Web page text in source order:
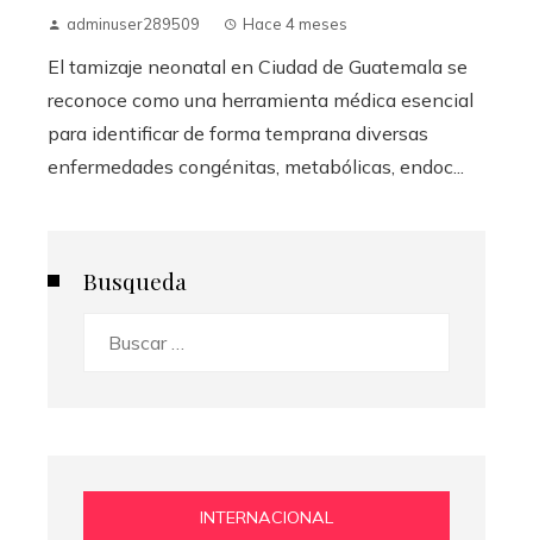
adminuser289509 Hace 4 meses
El tamizaje neonatal en Ciudad de Guatemala se
reconoce como una herramienta médica esencial
para identificar de forma temprana diversas
enfermedades congénitas, metabólicas, endoc...
Busqueda
INTERNACIONAL